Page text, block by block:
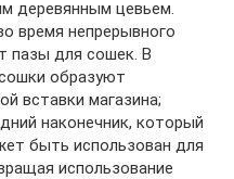
деревянным цевьем.
время непрерывного
пазы для сошек. В
образуют
вставки магазина;
наконечник, который
быть использован для
использование